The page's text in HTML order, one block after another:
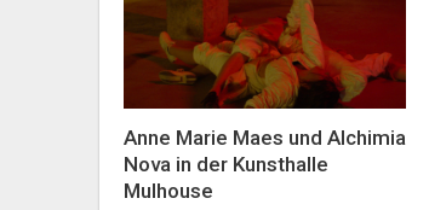
Anne Marie Maes und Alchimia
Nova in der Kunsthalle
Mulhouse